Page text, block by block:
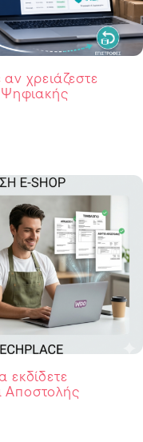
χρειάζεστε
Αποστολής